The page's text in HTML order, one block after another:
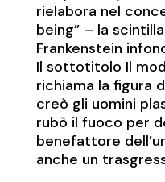
rielabora nel
being” – la
Frankenstein
Il sottotitolo Il
richiama la figura
creò gli uomini
rubò il fuoco per
benefattore
anche un